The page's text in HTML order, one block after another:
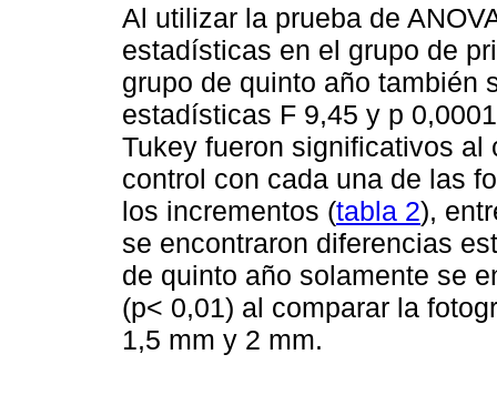
Al utilizar la prueba de
estadísticas en el grupo de
grupo de quinto año también
estadísticas F 9,45 y p
Tukey fueron significativos
control con cada una de las
los incrementos (tabla 2),
se encontraron diferencias
de quinto año solamente se
(p< 0,01) al comparar la
1,5 mm y 2 mm.